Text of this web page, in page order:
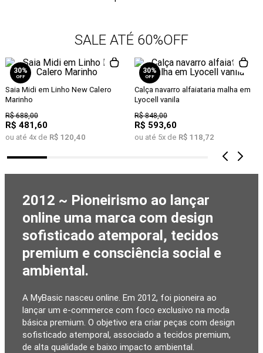
SALE ATÉ 60%OFF
30%
OFF
Saia Midi em Linho New Calero
Marinho
R$ 688,00
R$ 481,60
ou até 4x de R$ 120,40
30%
OFF
Calça navarro alfaiataria malha em
Lyocell vanila
R$ 848,00
R$ 593,60
ou até 5x de R$ 118,72
2012 ~ Pioneirismo ao lançar
online uma marca com design
sofisticado atemporal, tecidos
premium e consciência social e
ambiental.
A MyBasic nasceu online. Em 2012, foi pioneira ao
lançar um e-commerce com foco exclusivo na moda
básica premium. O objetivo era criar peças com design
sofisticado atemporal, associado a tecidos premium,
de alta qualidade e baixo impacto ambiental.